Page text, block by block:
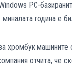
PC-
година е
хромбук машините
отчита, че